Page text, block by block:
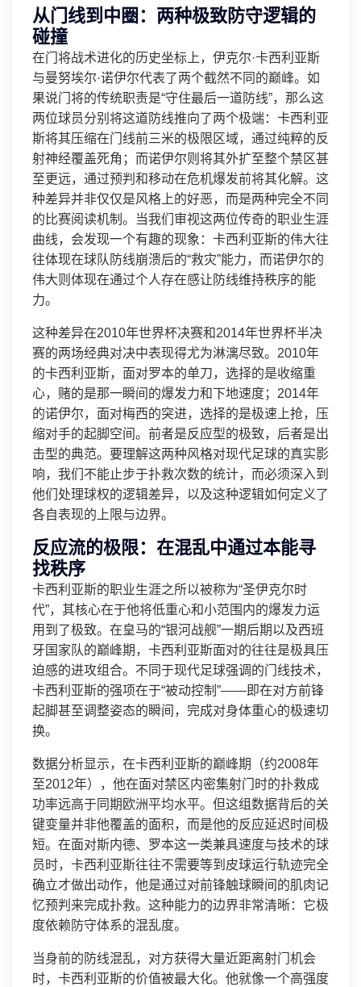
从门线到中圈：两种极致防守逻辑的
碰撞
在门将战术进化的历史坐标上，伊克尔·卡西利亚斯
与曼努埃尔·诺伊尔代表了两个截然不同的巅峰。如
果说门将的传统职责是“守住最后一道防线”，那么这
两位球员分别将这道防线推向了两个极端：卡西利亚
斯将其压缩在门线前三米的极限区域，通过纯粹的反
射神经覆盖死角；而诺伊尔则将其外扩至整个禁区甚
至更远，通过预判和移动在危机爆发前将其化解。这
种差异并非仅仅是风格上的好恶，而是两种完全不同
的比赛阅读机制。当我们审视这两位传奇的职业生涯
曲线，会发现一个有趣的现象：卡西利亚斯的伟大往
往体现在球队防线崩溃后的“救灾”能力，而诺伊尔的
伟大则体现在通过个人存在感让防线维持秩序的能
力。
这种差异在2010年世界杯决赛和2014年世界杯半决
赛的两场经典对决中表现得尤为淋漓尽致。2010年
的卡西利亚斯，面对罗本的单刀，选择的是收缩重
心，赌的是那一瞬间的爆发力和下地速度；2014年
的诺伊尔，面对梅西的突进，选择的是极速上抢，压
缩对手的起脚空间。前者是反应型的极致，后者是出
击型的典范。要理解这两种风格对现代足球的真实影
响，我们不能止步于扑救次数的统计，而必须深入到
他们处理球权的逻辑差异，以及这种逻辑如何定义了
各自表现的上限与边界。
反应流的极限：在混乱中通过本能寻
找秩序
卡西利亚斯的职业生涯之所以被称为“圣伊克尔时
代”，其核心在于他将低重心和小范围内的爆发力运
用到了极致。在皇马的“银河战舰”一期后期以及西班
牙国家队的巅峰期，卡西利亚斯面对的往往是极具压
迫感的进攻组合。不同于现代足球强调的门线技术，
卡西利亚斯的强项在于“被动控制”——即在对方前锋
起脚甚至调整姿态的瞬间，完成对身体重心的极速切
换。
数据分析显示，在卡西利亚斯的巅峰期（约2008年
至2012年），他在面对禁区内密集射门时的扑救成
功率远高于同期欧洲平均水平。但这组数据背后的关
键变量并非他覆盖的面积，而是他的反应延迟时间极
短。在面对斯内德、罗本这一类兼具速度与技术的球
员时，卡西利亚斯往往不需要等到皮球运行轨迹完全
确立才做出动作，他是通过对前锋触球瞬间的肌肉记
忆预判来完成扑救。这种能力的边界非常清晰：它极
度依赖防守体系的混乱度。
当身前的防线混乱，对方获得大量近距离射门机会
时，卡西利亚斯的价值被最大化。他就像一个高强度